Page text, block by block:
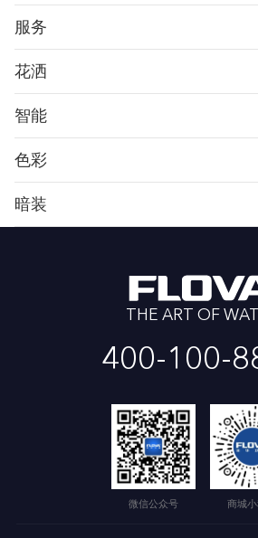
服务
花洒
智能
色彩
暗装
THE ART OF
400-100-
微信公众号 商城